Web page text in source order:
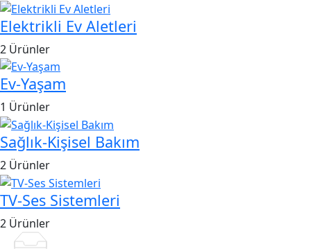
Elektrikli Ev Aletleri
2 Ürünler
Ev-Yaşam
1 Ürünler
Sağlık-Kişisel Bakım
2 Ürünler
TV-Ses Sistemleri
2 Ürünler